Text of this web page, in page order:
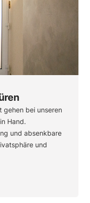
gehen bei unseren
Hand.
und absenkbare
und